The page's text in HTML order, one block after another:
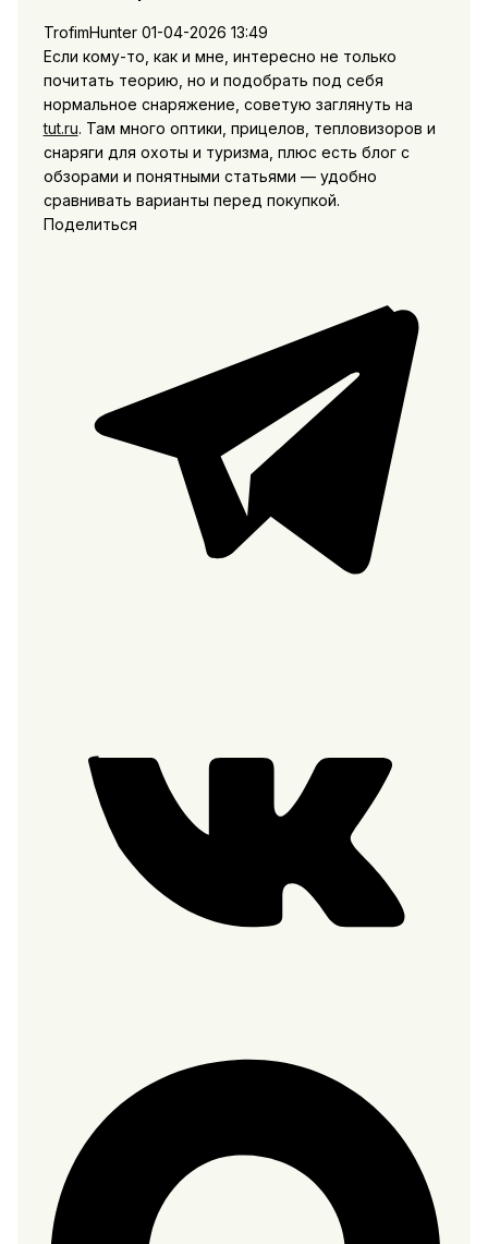
TrofimHunter 01-04-2026 13:49
Если кому-то, как и мне, интересно не только
почитать теорию, но и подобрать под себя
нормальное снаряжение, советую заглянуть на
tut.ru. Там много оптики, прицелов, тепловизоров и
снаряги для охоты и туризма, плюс есть блог с
обзорами и понятными статьями — удобно
сравнивать варианты перед покупкой.
Поделиться